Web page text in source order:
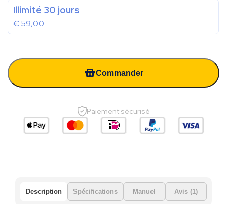
Illimité 30 jours
€59,00
Commander
Paiement sécurisé
Description Spécifications Manuel Avis (1)